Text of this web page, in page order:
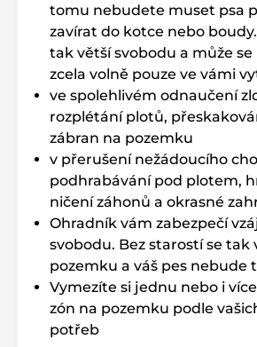
tomu nebudete muset psa
zavírat do kotce nebo
tak větší svobodu a může
zcela volně pouze ve vámi
ve spolehlivém odnaučení
rozplétání plotů,
zábran na pozemku
v přerušení nežádoucího
podhrabávání pod plotem,
ničení záhonů a okrasné
Ohradník vám zabezpečí
svobodu. Bez starostí se tak
pozemku a váš pes nebude
Vymezíte si jednu nebo i
zón na pozemku podle
potřeb